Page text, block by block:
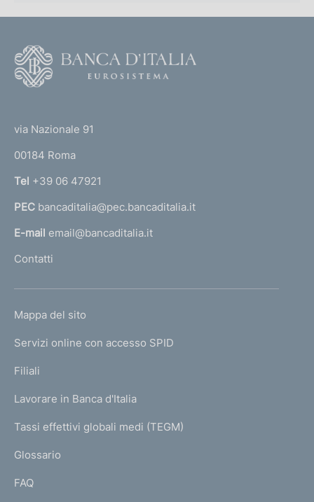
r
n
a
l
'
m
e
a
g
via Nazionale 91
00184 Roma
Tel +39 06 47921
PEC bancaditalia@pec.bancaditalia.it
E-mail email@bancaditalia.it
Contatti
L
N
K
T
I
I
Mappa del sito
Servizi online con accesso SPID
Filiali
Lavorare in Banca d'Italia
Tassi effettivi globali medi (TEGM)
Glossario
FAQ